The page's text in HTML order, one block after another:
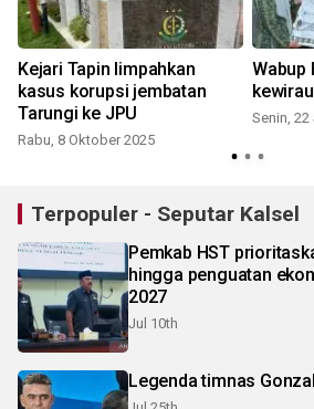
Kejari Tapin limpahkan
kasus korupsi jembatan
Tarungi ke JPU
Rabu, 8 Oktober 2025
Wabup
Senin,
Terpopuler - Seputar Kalsel
Pemkab HST
hingga penguatan
2027
Jul 10th
Legenda timnas